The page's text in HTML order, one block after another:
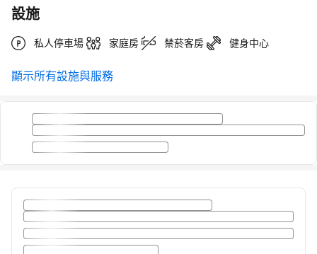
設施
私人停車場 家庭房 禁菸客房 健身中心
顯示所有設施與服務